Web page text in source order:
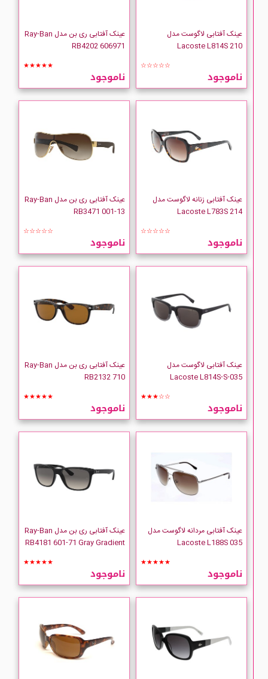
عینک آفتابی لاگوست مدل
Lacoste L814S 210
☆☆☆☆☆
ناموجود
عینک آفتابی ری بن مدل Ray-Ban
RB4202 606971
★★★★★
ناموجود
عینک آفتابی زنانه لاگوست مدل
Lacoste L783S 214
☆☆☆☆☆
ناموجود
عینک آفتابی ری بن مدل Ray-Ban
RB3471 001-13
☆☆☆☆☆
ناموجود
عینک آفتابی لاگوست مدل
Lacoste L814S-S-035
★★★☆☆
ناموجود
عینک آفتابی ری بن مدل Ray-Ban
RB2132 710
★★★★★
ناموجود
عینک آفتابی مردانه لاگوست مدل
Lacoste L188S 035
★★★★★
ناموجود
عینک آفتابی ری بن مدل Ray-Ban
RB4181 601-71 Gray Gradient
★★★★★
ناموجود